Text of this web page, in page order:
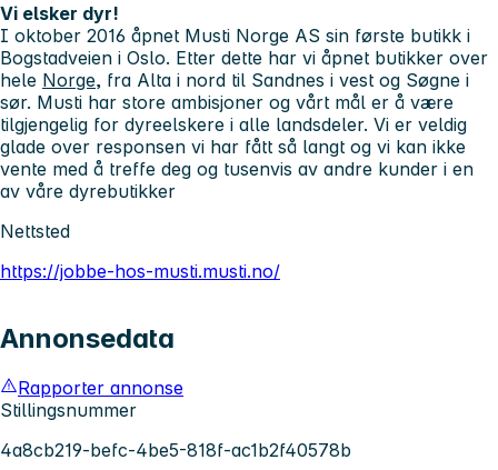
Vi elsker dyr!
I oktober 2016 åpnet Musti Norge AS sin første butikk i
Bogstadveien i Oslo. Etter dette har vi åpnet butikker over
hele Norge, fra Alta i nord til Sandnes i vest og Søgne i
sør. Musti har store ambisjoner og vårt mål er å være
tilgjengelig for dyreelskere i alle landsdeler. Vi er veldig
glade over responsen vi har fått så langt og vi kan ikke
vente med å treffe deg og tusenvis av andre kunder i en
av våre dyrebutikker
Nettsted
https://jobbe-hos-musti.musti.no/
Annonsedata
Rapporter annonse
Stillingsnummer
4a8cb219-befc-4be5-818f-ac1b2f40578b